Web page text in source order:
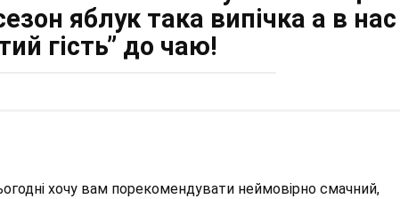
яблук така випічка а в нас
гість” до чаю!
хочу вам порекомендувати неймовірно смачний,